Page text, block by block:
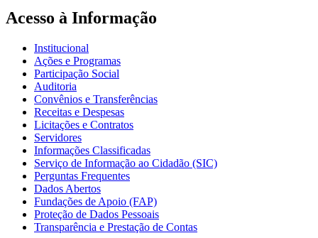
Acesso à Informação
Institucional
Ações e Programas
Participação Social
Auditoria
Convênios e Transferências
Receitas e Despesas
Licitações e Contratos
Servidores
Informações Classificadas
Serviço de Informação ao Cidadão (SIC)
Perguntas Frequentes
Dados Abertos
Fundações de Apoio (FAP)
Proteção de Dados Pessoais
Transparência e Prestação de Contas